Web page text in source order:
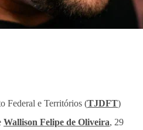
Federal e Territórios (TJDFT)
Wallison Felipe de Oliveira, 29